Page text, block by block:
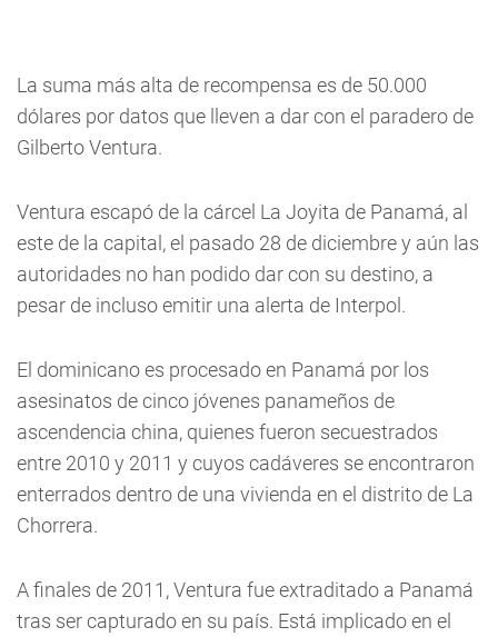
La suma más alta de recompensa es de 50.000
dólares por datos que lleven a dar con el paradero de
Gilberto Ventura.
Ventura escapó de la cárcel La Joyita de Panamá, al
este de la capital, el pasado 28 de diciembre y aún las
autoridades no han podido dar con su destino, a
pesar de incluso emitir una alerta de Interpol.
El dominicano es procesado en Panamá por los
asesinatos de cinco jóvenes panameños de
ascendencia china, quienes fueron secuestrados
entre 2010 y 2011 y cuyos cadáveres se encontraron
enterrados dentro de una vivienda en el distrito de La
Chorrera.
A finales de 2011, Ventura fue extraditado a Panamá
tras ser capturado en su país. Está implicado en el